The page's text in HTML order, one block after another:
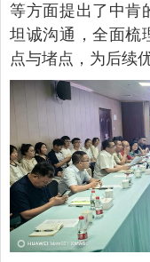
等方面提出了中肯
坦诚沟通，全面梳
点与堵点，为后续